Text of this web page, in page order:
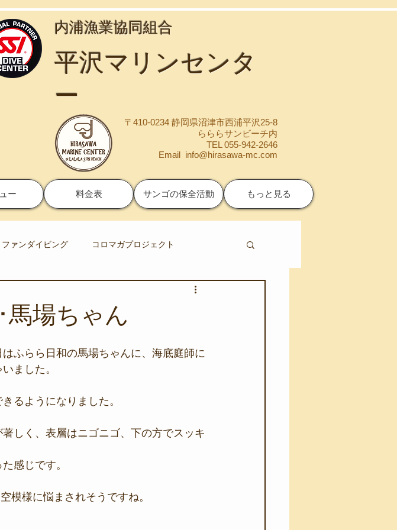
​内浦漁業協同組合
​平沢マリンセンタ
ー
〒410-0234 静岡県沼津市西浦平沢25-8
らららサンビーチ内
TEL 055-942-2646
Email info@hirasawa-mc.com
ー 料金表 サンゴの保全活動 もっと見る
ファンダイビング コロマガプロジェクト
アカモク養殖実験
技術実証フィールド
馬場ちゃん
ふらら日和の馬場ちゃんに、海底庭師に
ました。
るようになりました。
しく、表層はニゴニゴ、下の方でスッキ
感じです。
模様に悩まされそうですね。